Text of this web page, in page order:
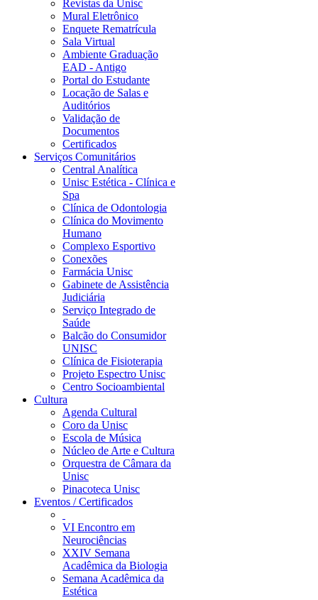
Revistas da Unisc
Mural Eletrônico
Enquete Rematrícula
Sala Virtual
Ambiente Graduação
EAD - Antigo
Portal do Estudante
Locação de Salas e
Auditórios
Validação de
Documentos
Certificados
Serviços Comunitários
Central Analítica
Unisc Estética - Clínica e
Spa
Clínica de Odontologia
Clínica do Movimento
Humano
Complexo Esportivo
Conexões
Farmácia Unisc
Gabinete de Assistência
Judiciária
Serviço Integrado de
Saúde
Balcão do Consumidor
UNISC
Clínica de Fisioterapia
Projeto Espectro Unisc
Centro Socioambiental
Cultura
Agenda Cultural
Coro da Unisc
Escola de Música
Núcleo de Arte e Cultura
Orquestra de Câmara da
Unisc
Pinacoteca Unisc
Eventos / Certificados
VI Encontro em
Neurociências
XXIV Semana
Acadêmica da Biologia
Semana Acadêmica da
Estética